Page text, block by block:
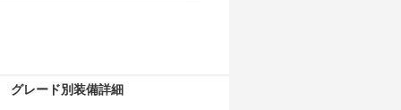
グレード別装備詳細